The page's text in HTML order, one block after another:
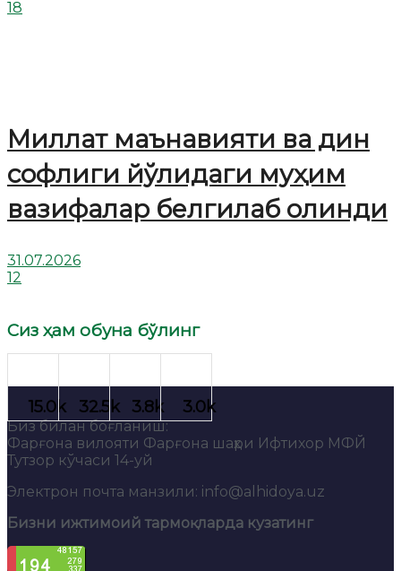
18
Миллат маънавияти ва дин
софлиги йўлидаги муҳим
вазифалар белгилаб олинди
31.07.2026
12
Сиз ҳам обуна бўлинг
Биз билан боғланиш:
Фарғона вилояти Фарғона шаҳри Ифтихор МФЙ
Тутзор кўчаси 14-уй
Электрон почта манзили: info@alhidoya.uz
Бизни ижтимоий тармоқларда кузатинг